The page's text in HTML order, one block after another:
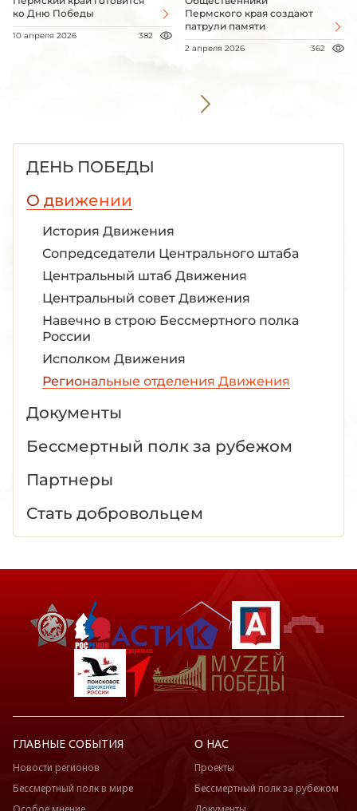
ко Дню Победы
10 апреля 2026 382
Пермского края создают
патрули памяти
2 апреля 2026 362
ДЕНЬ ПОБЕДЫ
О движении
История Движения
Сопредседатели Центрального штаба
Центральный штаб Движения
Центральный совет Движения
Навечно в строю Бессмертного полка
России
Исполком Движения
Региональные отделения Движения
Документы
Бессмертный полк за рубежом
Партнеры
Стать добровольцем
ГЛАВНЫЕ СОБЫТИЯ
Новости регионов
Бессмертный полк в мире
О НАС
Проекты
Бессмертный полк за рубежом